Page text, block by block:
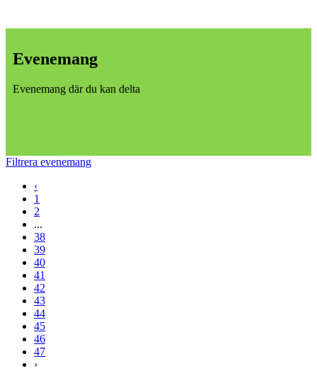
Evenemang
Evenemang där du kan delta
Filtrera evenemang
‹
1
2
...
38
39
40
41
42
43
44
45
46
47
›